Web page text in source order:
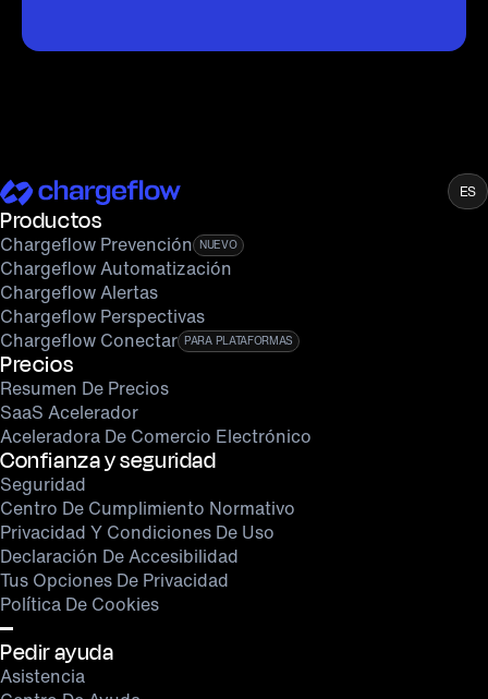
Productos
Chargeflow Prevención NUEVO
Chargeflow Automatización
Chargeflow Alertas
Chargeflow Perspectivas
Chargeflow Conectar PARA PLATAFORMAS
Precios
Resumen De Precios
SaaS Acelerador
Aceleradora De Comercio Electrónico
Confianza y seguridad
Seguridad
Centro De Cumplimiento Normativo
Privacidad Y Condiciones De Uso
Declaración De Accesibilidad
Tus Opciones De Privacidad
Política De Cookies
Pedir ayuda
Asistencia
ES